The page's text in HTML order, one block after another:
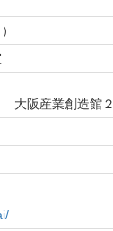
大阪産業創造館